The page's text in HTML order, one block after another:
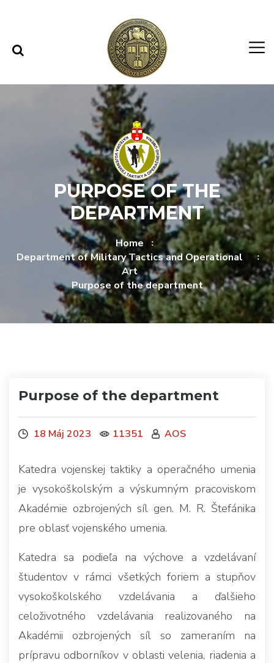
PURPOSE OF THE
DEPARTMENT
Home
Department of Military Tactics and Operational
Art
Purpose of the department
Purpose of the department
18 Máj 2023 11351 AOS
Katedra vojenskej taktiky a operačného umenia
je vysokoškolským a výskumným pracoviskom
Akadémie ozbrojených síl gen. M. R. Štefánika
pre oblasť vojenského umenia.
Katedra sa podieľa na výchove a vzdelávaní
študentov v rámci všetkých foriem a stupňov
vysokoškolského vzdelávania a ďalšieho
celoživotného vzdelávania realizovaného na
Akadémii ozbrojených síl so zameraním na
prípravu odborníkov v oblasti velenia, riadenia a